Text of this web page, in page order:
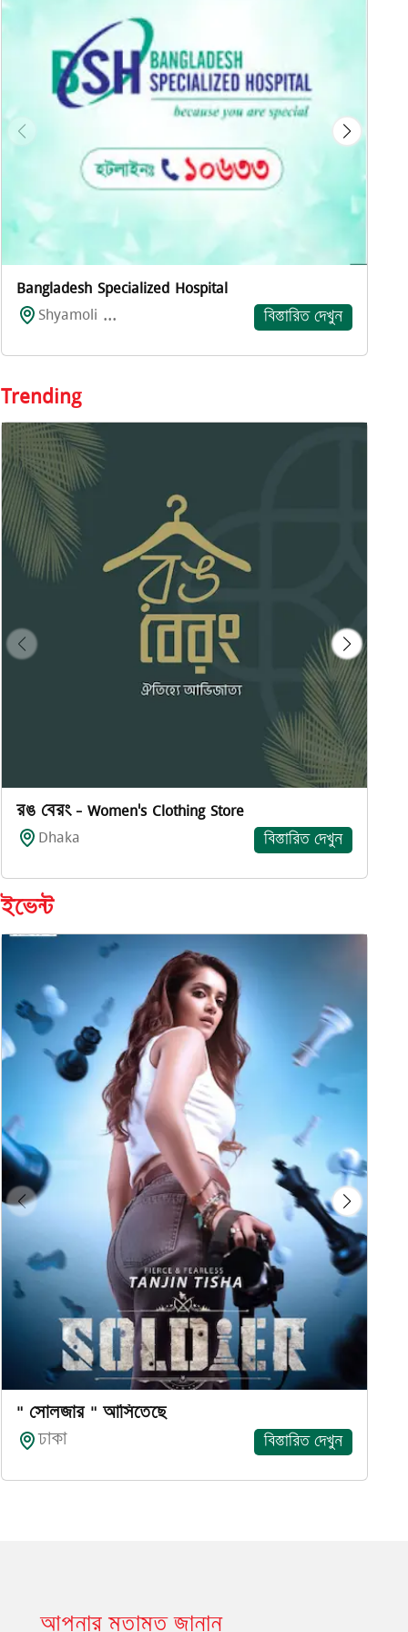
Bangladesh Specialized Hospital
Shyamoli ...
বিস্তারিত দেখুন
Trending
রঙ বেরং - Women's Clothing Store
Dhaka
বিস্তারিত দেখুন
ইভেন্ট
" সোলজার " আসিতেছে
ঢাকা
বিস্তারিত দেখুন
আপনার মতামত জানান